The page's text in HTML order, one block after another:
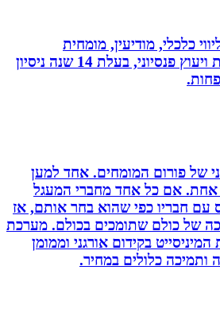
כלכלי, מודיעין, מומחית
להתנהלות כלכלית ויעוץ פנסיוני, בעלת 14 שנה ניסיון
של פורום המומחים. אחד למען
אם כל אחד מחברי המעגל
חבריו כפי שהוא בחר אותם, אז
של כולם שתומכים בכולם. מערכת
בקידום אורגני וממומן
כלולים במחיר.